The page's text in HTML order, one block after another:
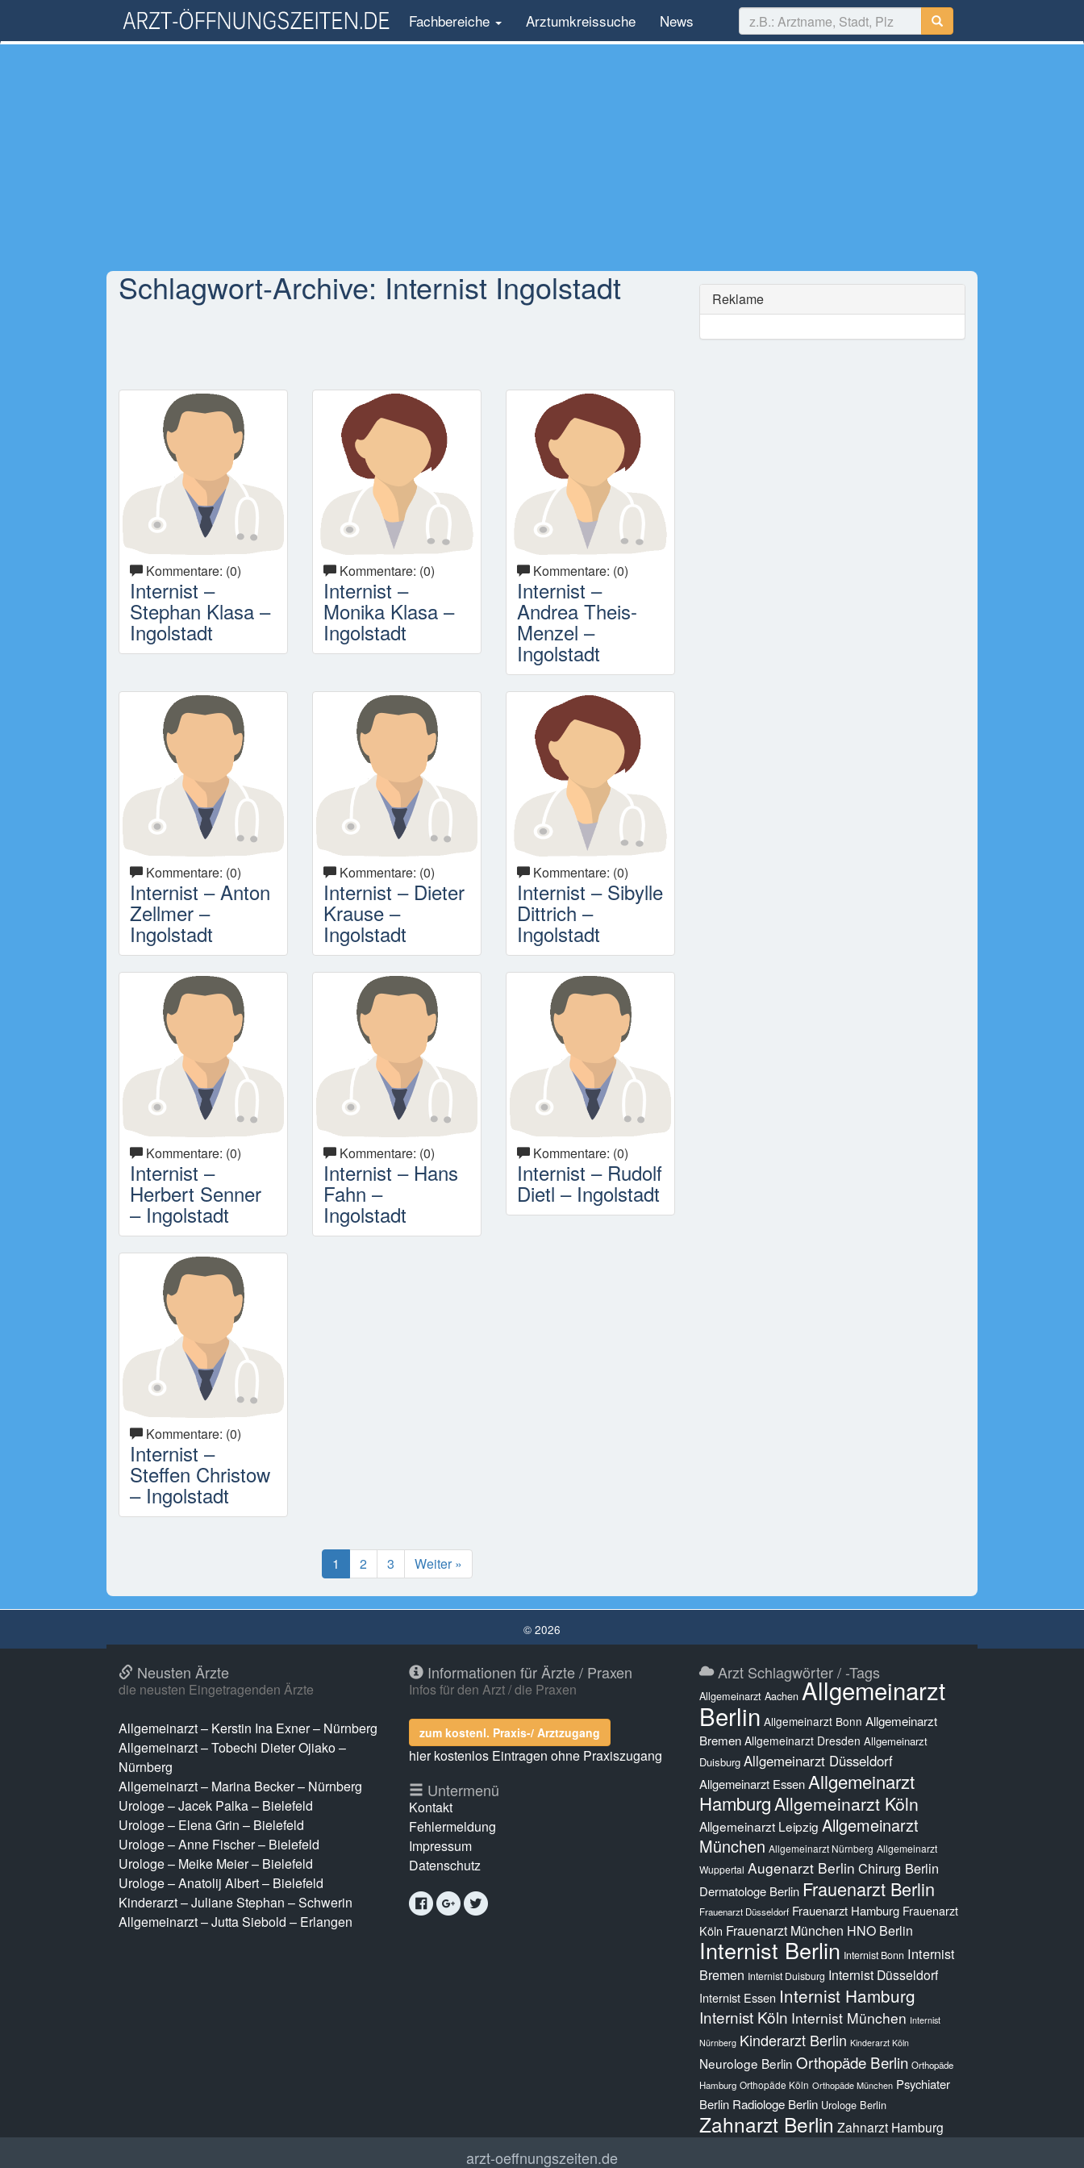
Fachbereiche Arztumkreissuche News
Schlagwort-Archive: Internist Ingolstadt
Kommentare: (0)
Internist –
Stephan Klasa –
Ingolstadt
Kommentare: (0)
Internist –
Monika Klasa –
Ingolstadt
Kommentare: (0)
Internist –
Andrea Theis-
Menzel –
Ingolstadt
Kommentare: (0)
Internist – Anton
Zellmer –
Ingolstadt
Kommentare: (0)
Internist – Dieter
Krause –
Ingolstadt
Kommentare: (0)
Internist – Sibylle
Dittrich –
Ingolstadt
Kommentare: (0)
Internist –
Herbert Senner
– Ingolstadt
Kommentare: (0)
Internist – Hans
Fahn –
Ingolstadt
Kommentare: (0)
Internist – Rudolf
Dietl – Ingolstadt
Kommentare: (0)
Internist –
Steffen Christow
– Ingolstadt
1 2 3 Weiter »
Reklame
© 2026
Neusten Ärzte
die neusten Eingetragenden Ärzte
Allgemeinarzt – Kerstin Ina Exner – Nürnberg
Allgemeinarzt – Tobechi Dieter Ojiako –
Nürnberg
Allgemeinarzt – Marina Becker – Nürnberg
Urologe – Jacek Palka – Bielefeld
Urologe – Elena Grin – Bielefeld
Urologe – Anne Fischer – Bielefeld
Urologe – Meike Meier – Bielefeld
Urologe – Anatolij Albert – Bielefeld
Kinderarzt – Juliane Stephan – Schwerin
Allgemeinarzt – Jutta Siebold – Erlangen
Informationen für Ärzte / Praxen
Infos für den Arzt / die Praxen
zum kostenl. Praxis-/ Arztzugang
hier kostenlos Eintragen ohne Praxiszugang
Untermenü
Kontakt
Fehlermeldung
Impressum
Datenschutz
Arzt Schlagwörter / -Tags
Allgemeinarzt Aachen Allgemeinarzt
Berlin Allgemeinarzt Bonn Allgemeinarzt
Bremen Allgemeinarzt Dresden Allgemeinarzt
Duisburg Allgemeinarzt Düsseldorf
Allgemeinarzt Essen Allgemeinarzt
HamburgAllgemeinarzt Köln
Allgemeinarzt Leipzig Allgemeinarzt
München Allgemeinarzt Nürnberg Allgemeinarzt
Wuppertal Augenarzt Berlin Chirurg Berlin
Dermatologe Berlin Frauenarzt Berlin
Frauenarzt Düsseldorf Frauenarzt Hamburg Frauenarzt
Köln Frauenarzt München HNO Berlin
Internist Berlin Internist Bonn Internist
Bremen Internist Duisburg Internist Düsseldorf
Internist Essen Internist Hamburg
Internist Köln Internist München Internist
Nürnberg Kinderarzt Berlin Kinderarzt Köln
Neurologe Berlin Orthopäde Berlin Orthopäde
Hamburg Orthopäde Köln Orthopäde München Psychiater
Berlin Radiologe Berlin Urologe Berlin
Zahnarzt Berlin Zahnarzt Hamburg
arzt-oeffnungszeiten.de